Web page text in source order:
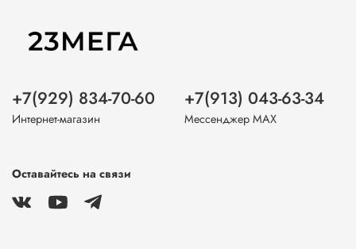
+7(929) 834-70-60
Интернет-магазин
+7(913) 043-63-34
Мессенджер MAX
Оставайтесь на связи